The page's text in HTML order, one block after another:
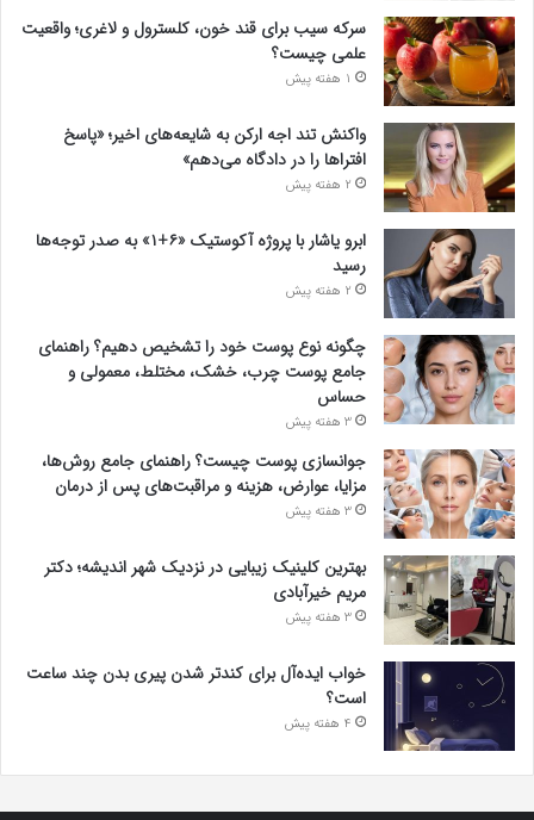
سرکه سیب برای قند خون، کلسترول و لاغری؛ واقعیت
علمی چیست؟
1 هفته پیش
واکنش تند اجه ارکن به شایعه‌های اخیر؛ «پاسخ
افتراها را در دادگاه می‌دهم»
2 هفته پیش
ابرو یاشار با پروژه آکوستیک «۶+۱» به صدر توجه‌ها
رسید
2 هفته پیش
چگونه نوع پوست خود را تشخیص دهیم؟ راهنمای
جامع پوست چرب، خشک، مختلط، معمولی و
حساس
3 هفته پیش
جوانسازی پوست چیست؟ راهنمای جامع روش‌ها،
مزایا، عوارض، هزینه و مراقبت‌های پس از درمان
3 هفته پیش
بهترین کلینیک زیبایی در نزدیک شهر اندیشه؛ دکتر
مریم خیرآبادی
3 هفته پیش
خواب ایده‌آل برای کندتر شدن پیری بدن چند ساعت
است؟
4 هفته پیش